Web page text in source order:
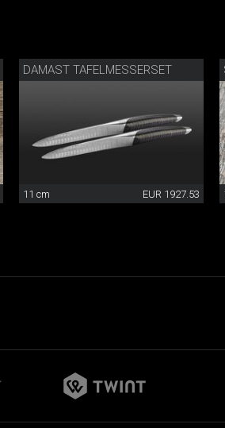
DAMAST TAFELMESSERSET
11 cm EUR 1927.53